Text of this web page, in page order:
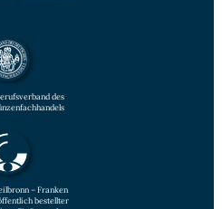
des
– Franken
bestellter